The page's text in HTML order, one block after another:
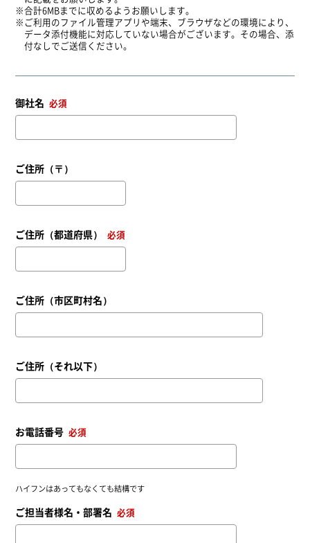
合計6MBまでに収めるようお願いします。
ご利用のファイル管理アプリや端末、ブラウザなどの環境により、
データ添付機能に対応していない場合がございます。その場合、添
付なしでご送信ください。
御社名 必須
ご住所（〒）
ご住所（都道府県） 必須
ご住所（市区町村名）
ご住所（それ以下）
お電話番号 必須
ハイフンはあってもなくても結構です
ご担当者様名・部署名 必須